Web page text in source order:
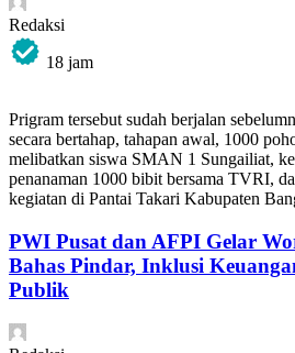
Redaksi
18 jam
Prigram tersebut sudah berjalan
secara bertahap, tahapan awal, 1000
melibatkan siswa SMAN 1 Sungailiat,
penanaman 1000 bibit bersama TVRI,
kegiatan di Pantai Takari Kabupaten
PWI Pusat dan AFPI Gelar
Bahas Pindar, Inklusi
Publik